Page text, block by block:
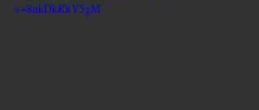
v=8ukDkKkY5gM